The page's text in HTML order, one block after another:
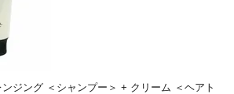
ジング ＜シャンプー＞ + クリーム ＜ヘアト